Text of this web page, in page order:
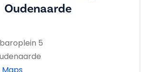
Oudenaarde
5